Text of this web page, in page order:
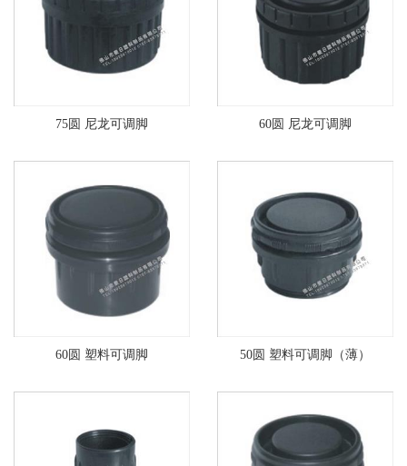
75圆 尼龙可调脚 60圆 尼龙可调脚
60圆 塑料可调脚 50圆 塑料可调脚（薄）